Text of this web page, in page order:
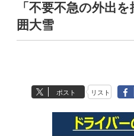
「不要不急の外出
囲大雪
ポスト リスト